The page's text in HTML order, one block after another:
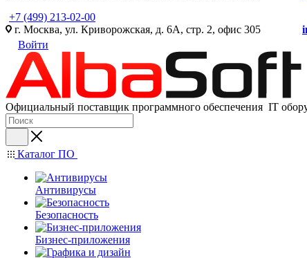
+7 (499) 213-02-00
г. Москва, ул. Криворожская, д. 6А, стр. 2, офис 305
Войти
Официальный поставщик программного обеспечения IT
Каталог ПО
Антивирусы
Безопасность
Бизнес-приложения